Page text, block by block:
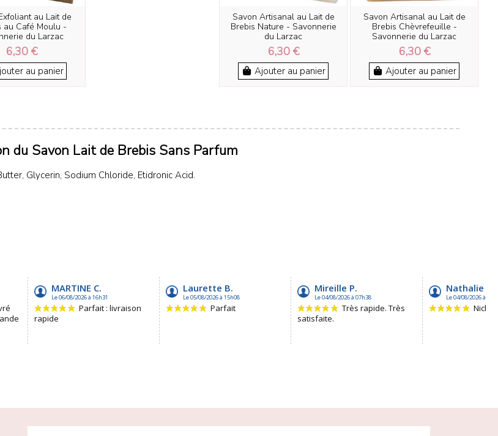
au Lait de
au Café Moulu -
du Larzac
6,30 €
au panier
Savon Artisanal au Lait de
Brebis Nature - Savonnerie
du Larzac
6,30 €
Ajouter au panier
Savon Artisanal au Lait de
Brebis Chèvrefeuille -
Savonnerie du Larzac
6,30 €
Ajouter au panier
du Savon Lait de Brebis Sans Parfum
Glycerin, Sodium Chloride, Etidronic Acid.